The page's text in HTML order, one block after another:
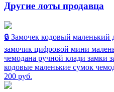
Другие лоты продавца
🔒 Замочек кодовый
замочик цифровой мини
чемодана ручной клади замки
кодовые маленькие сумок
200 руб.